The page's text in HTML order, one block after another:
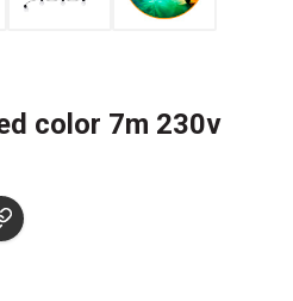
color 7m 230v